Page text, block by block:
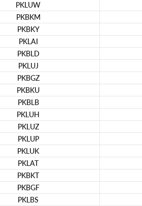
PKLUW
PKBKM
PKBKY
PKLAI
PKBLD
PKLUJ
PKBGZ
PKBKU
PKBLB
PKLUH
PKLUZ
PKLUP
PKLUK
PKLAT
PKBKT
PKBGF
PKLBS